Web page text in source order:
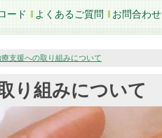
ード よくあるご質問 お問合わせ
支援への取り組みについて
り組みについて